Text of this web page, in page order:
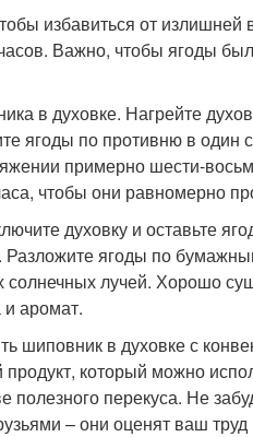
избавиться от излишней
часов. Важно, чтобы ягоды
в духовке. Нагрейте
ягоды по противню в
примерно шести-
чтобы они равномерно
духовку и оставьте
Разложите ягоды по
лучей. Хорошо
и аромат.
шиповник в духовке с
который можно
полезного перекуса. Не
– они оценят ваш труд